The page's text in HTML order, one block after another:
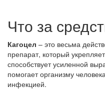
Что за
Кагоцел – это весьма
препарат, который
способствует усиленной
помогает организму
инфекцией.